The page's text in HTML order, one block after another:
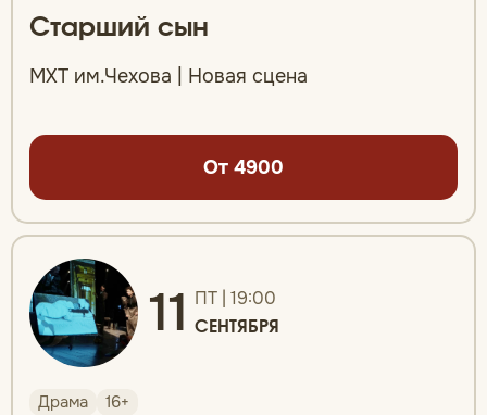
Старший сын
МХТ им.Чехова | Новая сцена
От 4900
11 ПТ | 19:00
СЕНТЯБРЯ
Драма 16+